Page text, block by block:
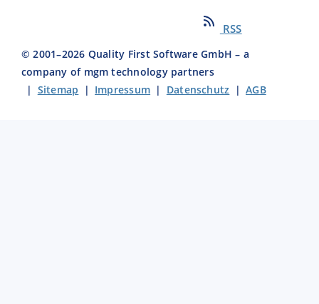
RSS
© 2001–2026 Quality First Software GmbH – a
company of mgm technology partners
| Sitemap | Impressum | Datenschutz |AGB